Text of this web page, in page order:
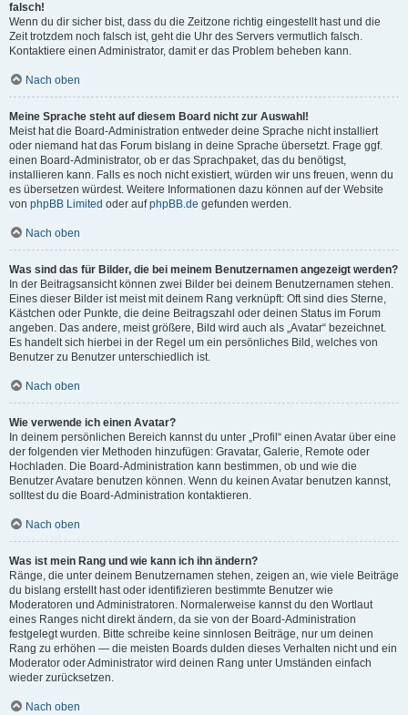
falsch!
Wenn du dir sicher bist, dass du die Zeitzone richtig eingestellt hast und die
Zeit trotzdem noch falsch ist, geht die Uhr des Servers vermutlich falsch.
Kontaktiere einen Administrator, damit er das Problem beheben kann.
Nach oben
Meine Sprache steht auf diesem Board nicht zur Auswahl!
Meist hat die Board-Administration entweder deine Sprache nicht installiert
oder niemand hat das Forum bislang in deine Sprache übersetzt. Frage ggf.
einen Board-Administrator, ob er das Sprachpaket, das du benötigst,
installieren kann. Falls es noch nicht existiert, würden wir uns freuen, wenn du
es übersetzen würdest. Weitere Informationen dazu können auf der Website
von phpBB Limited oder aufphpBB.de gefunden werden.
Nach oben
Was sind das für Bilder, die bei meinem Benutzernamen angezeigt werden?
In der Beitragsansicht können zwei Bilder bei deinem Benutzernamen stehen.
Eines dieser Bilder ist meist mit deinem Rang verknüpft: Oft sind dies Sterne,
Kästchen oder Punkte, die deine Beitragszahl oder deinen Status im Forum
angeben. Das andere, meist größere, Bild wird auch als „Avatar“ bezeichnet.
Es handelt sich hierbei in der Regel um ein persönliches Bild, welches von
Benutzer zu Benutzer unterschiedlich ist.
Nach oben
Wie verwende ich einen Avatar?
In deinem persönlichen Bereich kannst du unter „Profil“ einen Avatar über eine
der folgenden vier Methoden hinzufügen: Gravatar, Galerie, Remote oder
Hochladen. Die Board-Administration kann bestimmen, ob und wie die
Benutzer Avatare benutzen können. Wenn du keinen Avatar benutzen kannst,
solltest du die Board-Administration kontaktieren.
Nach oben
Was ist mein Rang und wie kann ich ihn ändern?
Ränge, die unter deinem Benutzernamen stehen, zeigen an, wie viele Beiträge
du bislang erstellt hast oder identifizieren bestimmte Benutzer wie
Moderatoren und Administratoren. Normalerweise kannst du den Wortlaut
eines Ranges nicht direkt ändern, da sie von der Board-Administration
festgelegt wurden. Bitte schreibe keine sinnlosen Beiträge, nur um deinen
Rang zu erhöhen — die meisten Boards dulden dieses Verhalten nicht und ein
Moderator oder Administrator wird deinen Rang unter Umständen einfach
wieder zurücksetzen.
Nach oben